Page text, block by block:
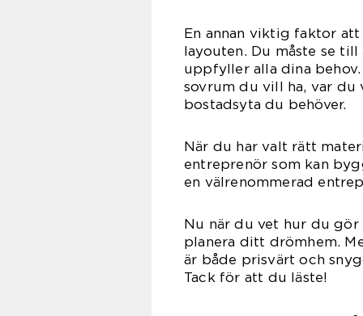
En annan viktig faktor
layouten. Du måste se
uppfyller alla dina
sovrum du vill ha, var
bostadsyta du behöver.
När du har valt rätt
entreprenör som kan
en välrenommerad
Nu när du vet hur du
planera ditt drömhem.
är både prisvärt och
Tack för att du läste!